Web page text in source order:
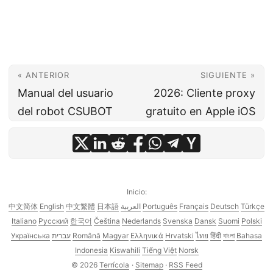
« ANTERIOR
Manual del usuario
del robot CSUBOT
SIGUIENTE »
2026: Cliente proxy
gratuito en Apple iOS
Inicio:
中文简体 English 中文繁體 日本語 العربية Português Français Deutsch Türkçe
Italiano Русский 한국어 Čeština Nederlands Svenska Dansk Suomi Polski
Українська עברית Română Magyar Ελληνικά Hrvatski ไทย हिंदी বাংলা Bahasa
Indonesia Kiswahili Tiếng Việt Norsk
© 2026 Terrícola · Sitemap · RSS Feed